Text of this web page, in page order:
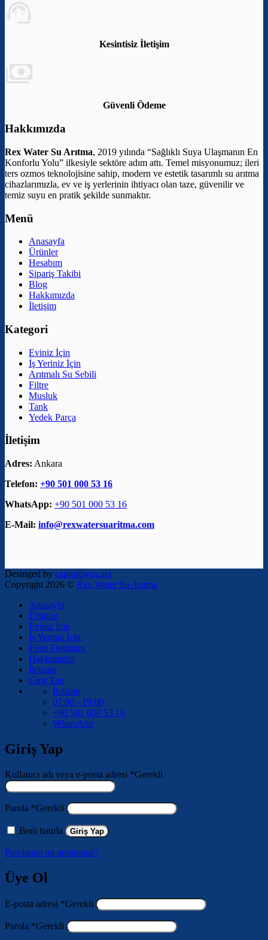
Kesintisiz İletişim
Güvenli Ödeme
Hakkımızda
Rex Water Su Arıtma, 2019 yılında “Sağlıklı Suya Ulaşmanın En
Konforlu Yolu” ilkesiyle sektöre adım attı. Temel misyonumuz; ileri
ters ozmos teknolojisine sahip, modern ve estetik tasarımlı su arıtma
cihazlarımızla, ev ve iş yerlerinin ihtiyacı olan taze, güvenilir ve
temiz suyu en pratik şekilde sunmaktır.
Menü
Anasayfa
Ürünler
Hesabım
Sipariş Takibi
Blog
Hakkımızda
İletişim
Kategori
Eviniz İçin
İş Yeriniz İçin
Arıtmalı Su Sebili
Filtre
Musluk
Tank
Yedek Parça
İletişim
Adres: Ankara
Telefon: +90 501 000 53 16
WhatsApp: +90 501 000 53 16
E-Mail: info@rexwatersuaritma.com
Desinged by capturewas.net
Copyright 2026 © Rex Water Su Arıtma
Anasayfa
Ürünler
Eviniz İçin
İş Yeriniz İçin
Filtre Değişimi
Hakkımızda
İletişim
Giriş Yap
İletişim
07:00 - 19:00
+90 501 000 53 16
WhatsApp
Giriş Yap
Kullanıcı adı veya e-posta adresi *Gerekli
Parola *Gerekli
Beni hatırla Giriş Yap
Parolanızı mı unuttunuz?
Üye Ol
E-posta adresi *Gerekli
Parola *Gerekli